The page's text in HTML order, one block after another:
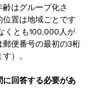
はグループ化さ
置は地域ごとです
くとも100,000人が
郵便番号の最初の3桁
）。
に回答する必要があ